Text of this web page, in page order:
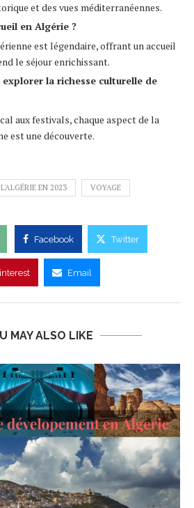
et des vues méditerranéennes.
en Algérie ?
est légendaire, offrant un accueil
le séjour enrichissant.
la richesse culturelle de
aux festivals, chaque aspect de la
est une découverte.
EN 2023 VOYAGE
Facebook Twitter
Email
MAY ALSO LIKE